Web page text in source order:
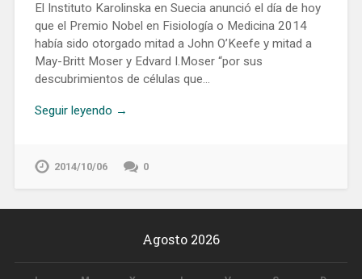
El Instituto Karolinska en Suecia anunció el día de hoy
que el Premio Nobel en Fisiología o Medicina 2014
había sido otorgado mitad a John O’Keefe y mitad a
May-Britt Moser y Edvard I.Moser “por sus
descubrimientos de células que…
Seguir leyendo →
2014/10/06 0
Agosto 2026